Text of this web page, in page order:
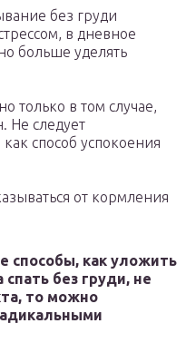
без груди
в дневное
больше уделять
только в том случае,
Не следует
способ успокоения
от кормления
способы, как уложить
без груди, не
то можно